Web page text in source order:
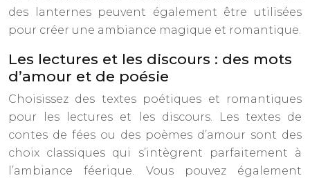
des lanternes peuvent également être utilisées
pour créer une ambiance magique et romantique.
Les lectures et les discours : des mots
d’amour et de poésie
Choisissez des textes poétiques et romantiques
pour les lectures et les discours. Les textes de
contes de fées ou des poèmes d’amour sont des
choix classiques qui s’intègrent parfaitement à
l’ambiance féerique. Vous pouvez également